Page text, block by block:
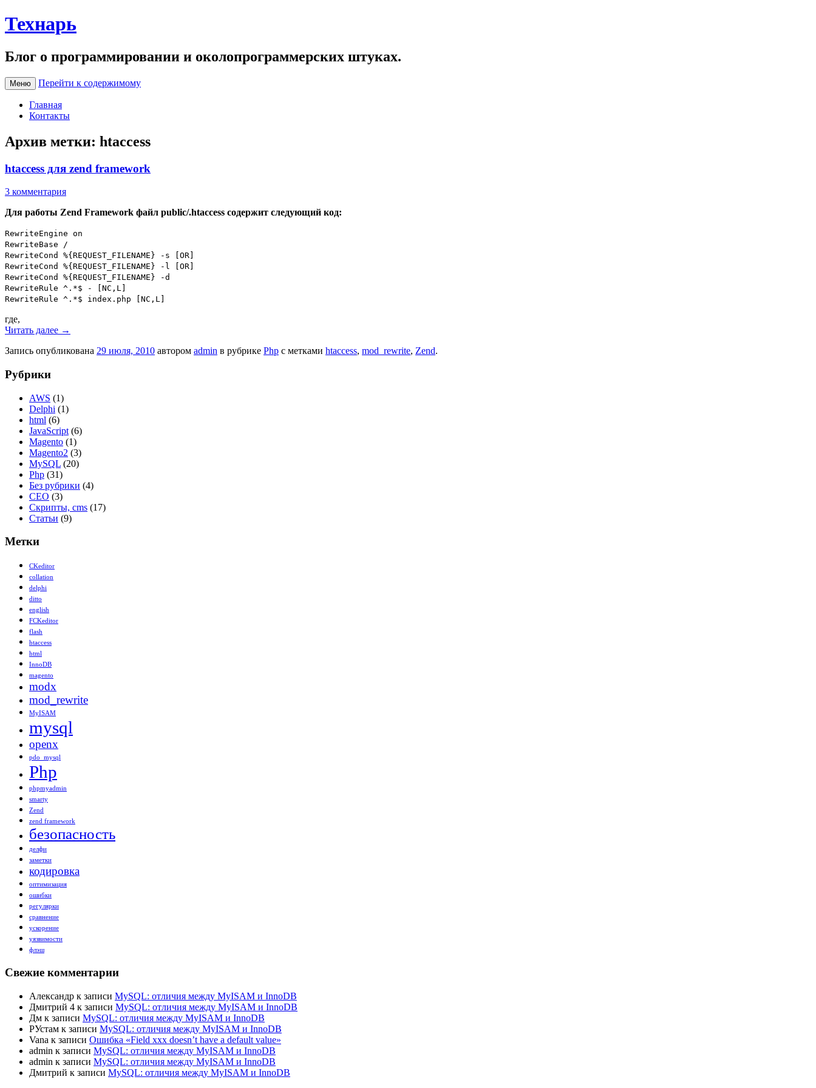
Технарь
Блог о программировании и околопрограммерских штуках.
Меню Перейти к содержимому
Главная
Контакты
Архив метки: htaccess
htaccess для zend framework
3 комментария
Для работы Zend Framework файл public/.htaccess содержит следующий код:
RewriteEngine on
RewriteBase /
RewriteCond %{REQUEST_FILENAME} -s [OR]
RewriteCond %{REQUEST_FILENAME} -l [OR]
RewriteCond %{REQUEST_FILENAME} -d
RewriteRule ^.*$ - [NC,L]
RewriteRule ^.*$ index.php [NC,L]
где,
Читать далее →
Запись опубликована 29 июля, 2010 автором admin в рубрике Php с метками htaccess, mod_rewrite, Zend.
Рубрики
AWS (1)
Delphi (1)
html (6)
JavaScript (6)
Magento (1)
Magento2 (3)
MySQL (20)
Php (31)
Без рубрики (4)
СЕО (3)
Скрипты, cms (17)
Статьи (9)
Метки
CKeditor
collation
delphi
ditto
english
FCKeditor
flash
htaccess
html
InnoDB
magento
modx
mod_rewrite
MyISAM
mysql
openx
pdo_mysql
Php
phpmyadmin
smarty
Zend
zend framework
безопасность
делфи
заметки
кодировка
оптимизация
ошибки
регулярки
сравнение
ускорение
уязвимости
флэш
Свежие комментарии
Александр к записи MySQL: отличия между MyISAM и InnoDB
Дмитрий 4 к записи MySQL: отличия между MyISAM и InnoDB
Дм к записи MySQL: отличия между MyISAM и InnoDB
РУстам к записи MySQL: отличия между MyISAM и InnoDB
Vana к записи Ошибка «Field xxx doesn’t have a default value»
admin к записи MySQL: отличия между MyISAM и InnoDB
admin к записи MySQL: отличия между MyISAM и InnoDB
Дмитрий к записи MySQL: отличия между MyISAM и InnoDB